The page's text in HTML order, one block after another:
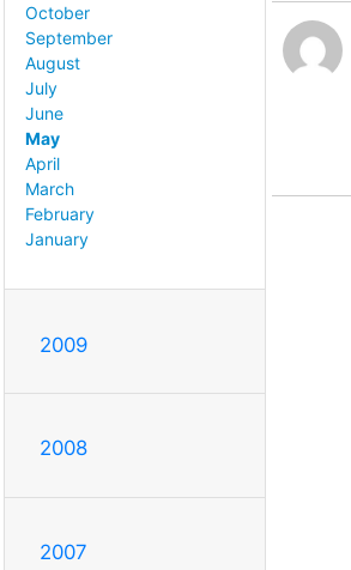
October
September
August
July
June
May
April
March
February
January
2009
2008
2007